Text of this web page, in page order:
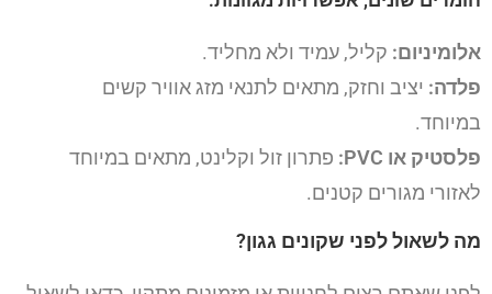
אלומיניום: קליל, עמיד ולא מחליד.
פלדה: יציב וחזק, מתאים לתנאי מזג אוויר קשים
במיוחד.
פלסטיק או PVC:
פתרון זול וקלינט, מתאים במיוחד
לאזורי מגורים קטנים.
מה לשאול לפני שקונים גגון?